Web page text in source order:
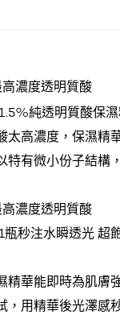
濃度透明質酸
純透明質酸保
太高濃度，保濕精
特有微小份子結構
濃度透明質酸
瓶秒注水瞬透光 超
精華能即時為肌膚
，用精華後光澤感